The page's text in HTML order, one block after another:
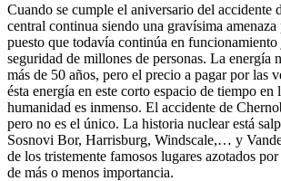
Cuando se cumple el aniversario del accidente
central continua siendo una gravísima amenaza
puesto que todavía continúa en
seguridad de millones de personas. La energía
más de 50 años, pero el precio a pagar por las
ésta energía en este corto espacio de tiempo en
humanidad es inmenso. El accidente de
pero no es el único. La historia nuclear está
Sosnovi Bor, Harrisburg, Windscale,… y
de los tristemente famosos lugares azotados
de más o menos importancia.